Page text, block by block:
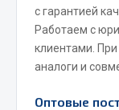
РТИ
Кольца
с гарантией
Работаем с
клиентами.
аналоги и
Оптовые